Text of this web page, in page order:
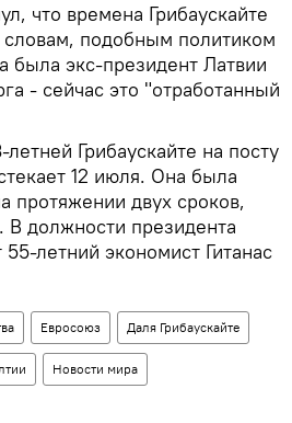
что времена Грибаускайте
подобным политиком
была экс-президент Латвии
- сейчас это "отработанный
Грибаускайте на посту
12 июля. Она была
протяжении двух сроков,
В должности президента
55-летний экономист Гитанас
Евросоюз Даля Грибаускайте
Новости мира